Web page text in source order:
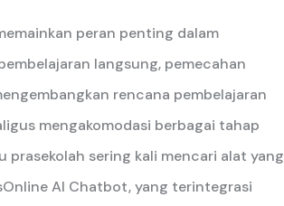
peran penting dalam
langsung, pemecahan
rencana pembelajaran
mengakomodasi berbagai tahap
sering kali mencari alat yang
AI Chatbot, yang terintegrasi